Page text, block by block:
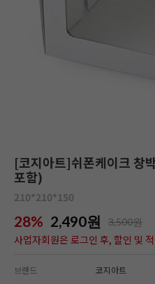
[코지아트]쉬폰케이크 창
포함)
210*210*150
28% 2,490원 3,500원
사업자회원은 로그인 후, 할인 및
브랜드 코지아트